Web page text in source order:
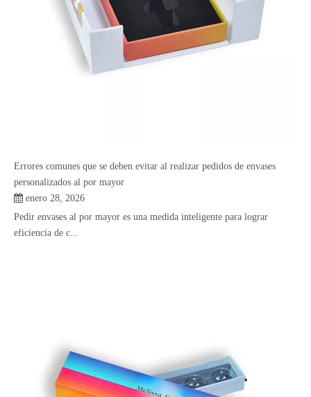
Errores comunes que se deben evitar al realizar pedidos de envases
personalizados al por mayor
enero 28, 2026
Pedir envases al por mayor es una medida inteligente para lograr
eficiencia de c...